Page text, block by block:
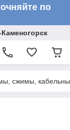
по
сжимы,